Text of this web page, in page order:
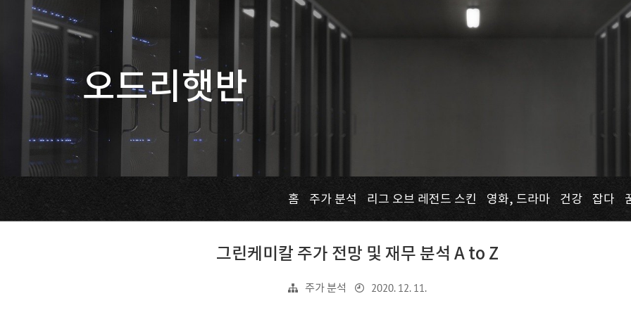
오드리햇반
홈 주가 분석 리그 오브 레전드 스킨 영화, 드라마 건강 잡다
그린케미칼 주가 전망 및 재무 분석 A to Z
주가 분석 2020. 12. 11.